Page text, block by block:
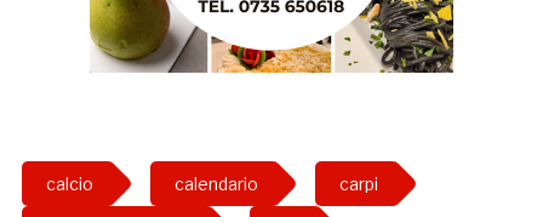
calcio calendario carpi